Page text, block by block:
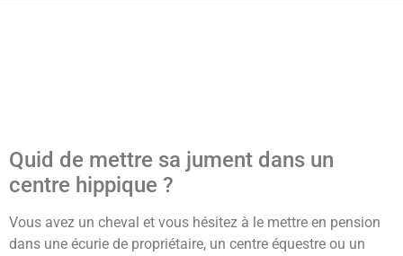
Quid de mettre sa jument dans un
centre hippique ?
Vous avez un cheval et vous hésitez à le mettre en pension
dans une écurie de propriétaire, un centre équestre ou un